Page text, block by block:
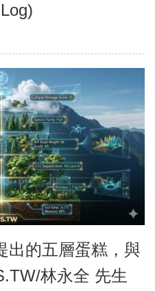
出的五層蛋糕，與
林永全 先生